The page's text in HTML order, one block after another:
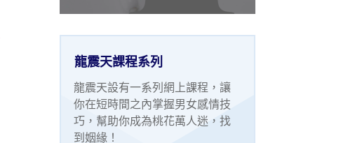
龍震天課程系列
龍震天設有一系列網上課程，讓
你在短時間之內掌握男女感情技
巧，幫助你成為桃花萬人迷，找
到姻緣！